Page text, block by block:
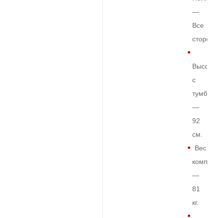
—
Все
Высота
с
тумбой
—
92
см.
Вес
—
81
кг.